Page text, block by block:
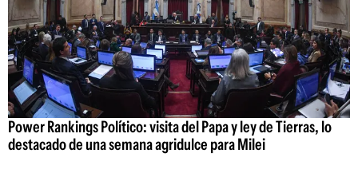
Power Rankings Político: visita del Papa y ley de Tierras, lo
destacado de una semana agridulce para Milei